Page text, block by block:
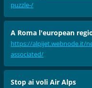
puzzle-/
A Roma l'european
https://alpijet.webnode.it/
associated/
Stop ai voli Air Alps